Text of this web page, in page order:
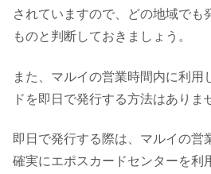
されていますので、どの地域でも
ものと判断しておきましょう。
また、マルイの営業時間内に利用
ドを即日で発行する方法はありま
即日で発行する際は、マルイの営
確実にエポスカードセンターを利